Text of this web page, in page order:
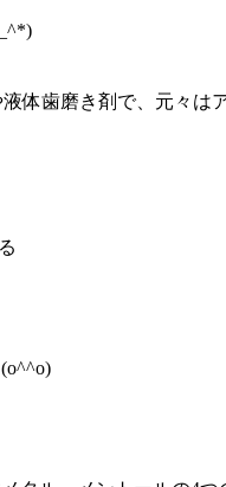
体歯磨き剤で、元々